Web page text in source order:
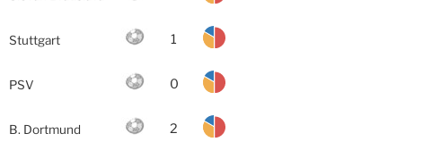
Stuttgart 1
PSV 0
B. Dortmund 2